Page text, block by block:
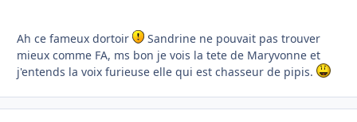
Ah ce fameux dortoir
Sandrine ne pouvait pas trouver
mieux comme FA, ms bon je vois la tete de Maryvonne et
j'entends la voix furieuse elle qui est chasseur de pipis.